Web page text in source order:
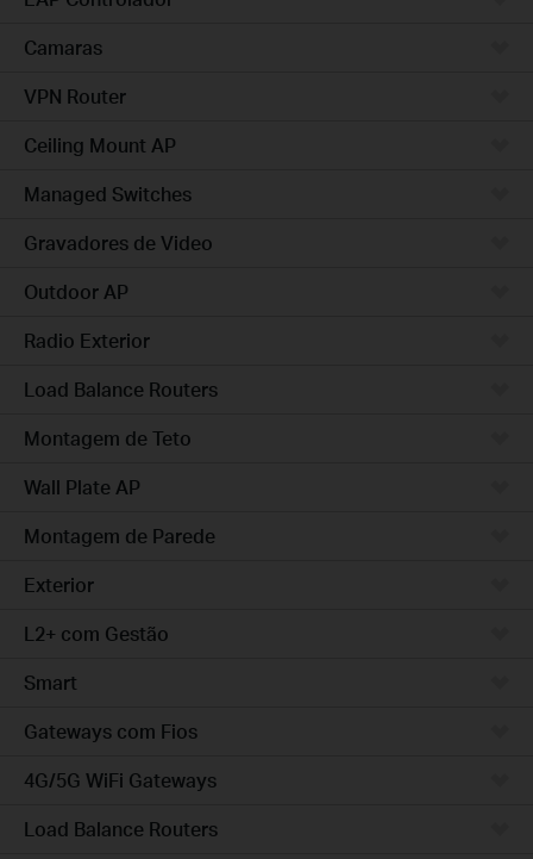
Camaras
VPN Router
Ceiling Mount AP
Managed Switches
Gravadores de Video
Outdoor AP
Radio Exterior
Load Balance Routers
Montagem de Teto
Wall Plate AP
Montagem de Parede
Exterior
L2+ com Gestão
Smart
Gateways com Fios
4G/5G WiFi Gateways
Load Balance Routers